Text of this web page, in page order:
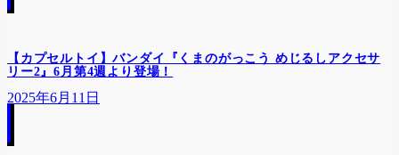
【カプセルトイ】バンダイ『くまのがっこう めじるしアクセサ
リー2』6月第4週より登場！
2025年6月11日